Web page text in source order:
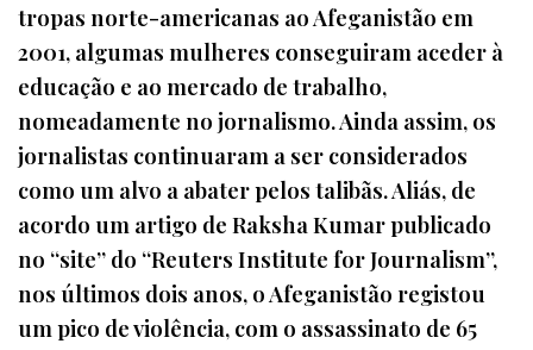
tropas norte-americanas ao Afeganistão em
2001, algumas mulheres conseguiram aceder à
educação e ao mercado de trabalho,
nomeadamente no jornalismo. Ainda assim, os
jornalistas continuaram a ser considerados
como um alvo a abater pelos talibãs. Aliás, de
acordo um artigo de Raksha Kumar publicado
no “site” do “Reuters Institute for Journalism”,
nos últimos dois anos, o Afeganistão registou
um pico de violência, com o assassinato de 65